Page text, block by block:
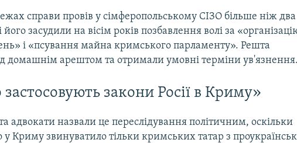
справи провів у сімферопольському СІЗО більше ніж два
його засудили на вісім років позбавлення волі за
і «псування майна кримського парламенту». Решта
домашнім арештом та отримали умовні терміни ув'язнення.
закони Росії в Криму»
адвокати назвали це переслідування політичним, оскільки
у Криму звинуватило тільки кримських татар з